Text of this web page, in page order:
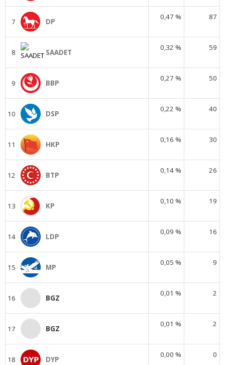
7 DP
0,47 % 87
8 SAADET
0,32 % 59
9 BBP
0,27 % 50
10 DSP
0,22 % 40
11 HKP
0,16 % 30
12 BTP
0,14 % 26
13 KP
0,10 % 19
14 LDP
0,09 % 16
15 MP
0,05 % 9
16 BGZ
0,01 % 2
17 BGZ
0,01 % 2
18 DYP
0,00 % 0